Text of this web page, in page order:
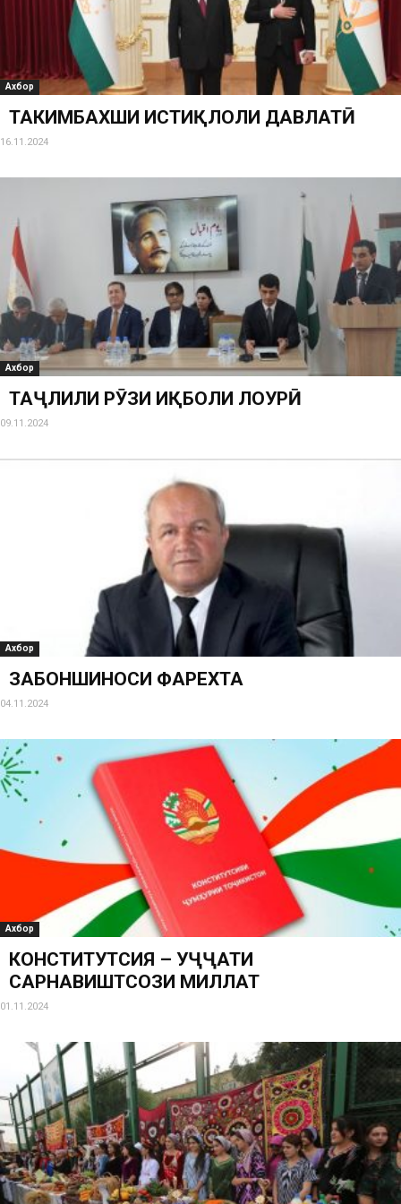
Ахбор
ТАҲКИМБАХШИ ИСТИҚЛОЛИ ДАВЛАТӢ
16.11.2024
Ахбор
ТАҶЛИЛИ РӮЗИ ИҚБОЛИ ЛОҲУРӢ
09.11.2024
Ахбор
ЗАБОНШИНОСИ ФАРҲЕХТА
04.11.2024
Ахбор
КОНСТИТУТСИЯ – ҲУҶҶАТИ
САРНАВИШТСОЗИ МИЛЛАТ
01.11.2024